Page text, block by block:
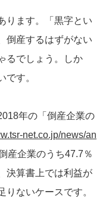
ります。「黒字とい
倒産するはずがない
るでしょう。しか
です。
年の「倒産企業の
net.co.jp/news/an
産企業のうち47.7％
決算書上では利益が
りないケースです。